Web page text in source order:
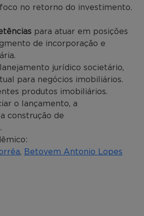
no retorno do investimento.
para atuar em posições
de incorporação e
jurídico societário,
para negócios imobiliários.
produtos imobiliários.
o lançamento, a
construção de
, Betovem Antonio Lopes